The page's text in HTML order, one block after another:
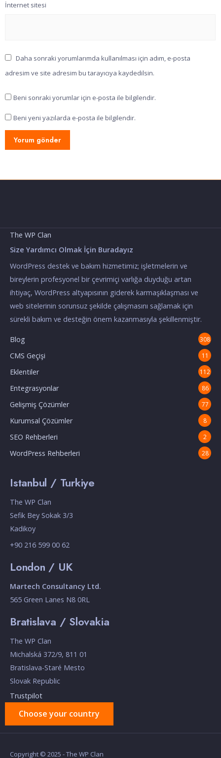
İnternet sitesi
Daha sonraki yorumlarımda kullanılması için adım, e-posta
adresim ve site adresim bu tarayıcıya kaydedilsin.
Beni sonraki yorumlar için e-posta ile bilgilendir.
Beni yeni yazılarda e-posta ile bilgilendir.
The WP Clan
Size Yardımcı Olmak İçin Buradayız
WordPress destek ve bakım hizmetimiz; işletmelerin ve
bireylerin profesyonel bir çevrimiçi varlığa duyduğu artan
ihtiyaç, WordPress altyapısının giderek karmaşıklaşması ve
web sitelerinin sorunsuz şekilde çalışmasını sağlamak için
sürekli bakım ve desteğin önem kazanmasıyla şekillenmiştir.
Blog 308
CMS Geçişi 11
Eklentiler 112
Entegrasyonlar 86
Gelişmiş Çözümler 77
Kurumsal Çözümler 8
SEO Rehberleri 2
WordPress Rehberleri 28
Istanbul / Turkiye
The WP Clan
Sefik Bey Sokak 3/3
Kadikoy
+90 216 599 00 62
London / UK
Martech Consultancy Ltd.
565 Green Lanes N8 0RL
Bratislava / Slovakia
The WP Clan
Michalská 372/9, 811 01
Bratislava-Staré Mesto
Slovak Republic
Trustpilot
Choose your country
Copyright © 2025 - The WP Clan